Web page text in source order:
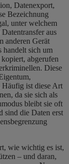
Datenexport,
Bezeichnung
unter welchem
aus
anderen Gerät
handelt sich um
abgerufen
Diese
Häufig ist diese Art
da sie sich als
bleibt sie oft
sind die Daten erst
wie wichtig es ist,
– und daran,